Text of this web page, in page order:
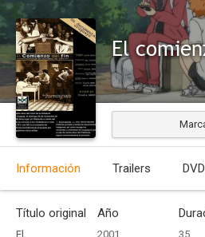
El
Información Trailers
Título original
El
Año
2001
35